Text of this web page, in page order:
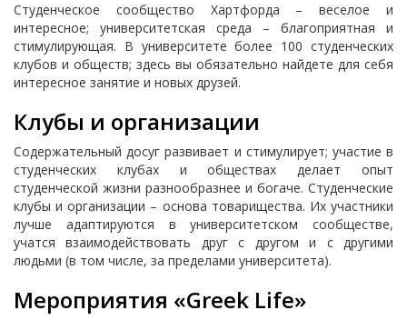
Студенческое сообщество Хартфорда – веселое и
интересное; университетская среда – благоприятная и
стимулирующая. В университете более 100 студенческих
клубов и обществ; здесь вы обязательно найдете для себя
интересное занятие и новых друзей.
Клубы и организации
Содержательный досуг развивает и стимулирует; участие в
студенческих клубах и обществах делает опыт
студенческой жизни разнообразнее и богаче. Студенческие
клубы и организации – основа товарищества. Их участники
лучше адаптируются в университетском сообществе,
учатся взаимодействовать друг с другом и с другими
людьми (в том числе, за пределами университета).
Мероприятия «Greek Life»